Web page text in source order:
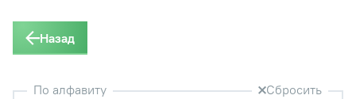
Назад
По алфавиту Сбросить